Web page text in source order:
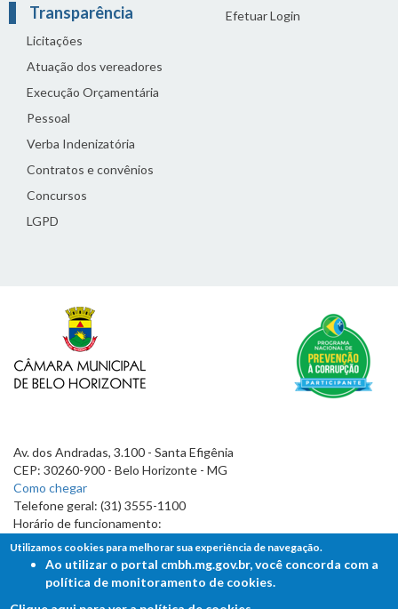
Transparência
Licitações
Atuação dos vereadores
Execução Orçamentária
Pessoal
Verba Indenizatória
Contratos e convênios
Concursos
LGPD
Efetuar Login
Av. dos Andradas, 3.100 - Santa Efigênia
CEP: 30260-900 - Belo Horizonte - MG
Como chegar
Telefone geral: (31) 3555-1100
Horário de funcionamento:
7h às 19h
Utilizamos cookies para melhorar sua experiência de navegação.
Ao utilizar o portal cmbh.mg.gov.br, você concorda com a
política de monitoramento de cookies.